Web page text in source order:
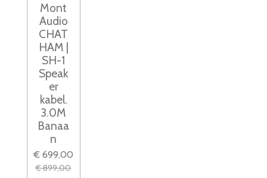
Mont
Audio
CHAT
HAM |
SH-1
Speak
er
kabel.
3.0M
Banaa
n
€ 699,00
€ 899,00